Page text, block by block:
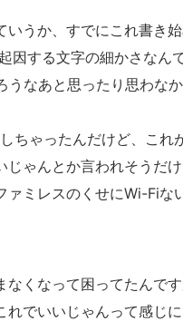
うか、すでにこれ書き
する文字の細かさなん
うなあと思ったり思わな
ちゃったんだけど、これ
じゃんとか言われそうだ
ミレスのくせにWi-Fiな
くなって困ってたんで
でいいじゃんって感じに